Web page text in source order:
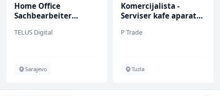
Home Office
Sachbearbeiter
bekannten deutschen
TELUS Digital
Sarajevo
Komercijalista -
Serviser kafe aparata
P Trade
Tuzla